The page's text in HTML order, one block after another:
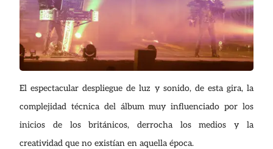
El espectacular despliegue de luz y sonido, de esta gira, la
complejidad técnica del álbum muy influenciado por los
inicios de los británicos, derrocha los medios y la
creatividad que no existían en aquella época.